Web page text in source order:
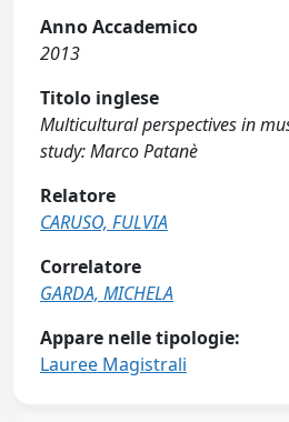
Anno Accademico
2013
Titolo inglese
Multicultural perspectives in
study: Marco Patanè
Relatore
CARUSO, FULVIA
Correlatore
GARDA, MICHELA
Appare nelle tipologie:
Lauree Magistrali